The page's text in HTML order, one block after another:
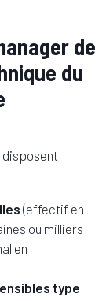
de
du
disposent
(effectif en
ou milliers
en
type